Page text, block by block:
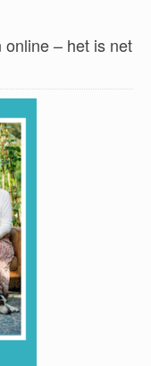
– het is net